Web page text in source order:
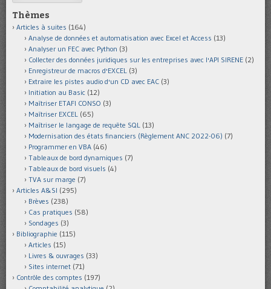
Thèmes
Articles à suites (164)
Analyse de données et automatisation avec Excel et Access (13)
Analyser un FEC avec Python (3)
Collecter des données juridiques sur les entreprises avec l'API SIRENE (2)
Enregistreur de macros d'EXCEL (3)
Extraire les pistes audio d'un CD avec EAC (3)
Initiation au Basic (12)
Maîtriser ETAFI CONSO (3)
Maîtriser EXCEL (65)
Maîtriser le langage de requête SQL (13)
Modernisation des états financiers (Règlement ANC 2022-06) (7)
Programmer en VBA (46)
Tableaux de bord dynamiques (7)
Tableaux de bord visuels (4)
TVA sur marge (7)
Articles A&SI (295)
Brèves (238)
Cas pratiques (58)
Sondages (3)
Bibliographie (115)
Articles (15)
Livres & ouvrages (33)
Sites internet (71)
Contrôle des comptes (197)